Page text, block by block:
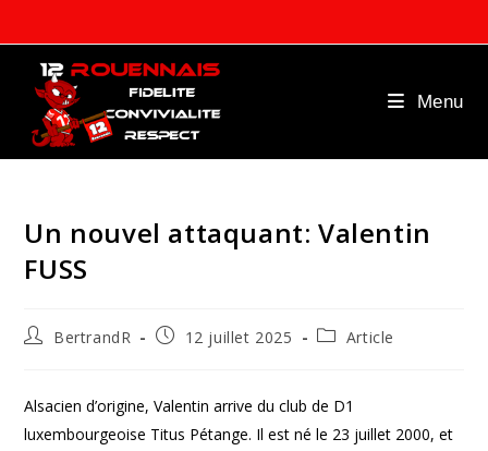
to
content
Menu
Un nouvel attaquant: Valentin
FUSS
Auteur/autrice
publication :
BertrandR
Publication
12 juillet 2025
PostArticle
Alsacien d’origine, Valentin arrive du club de D1
luxembourgeoise Titus Pétange. Il est né le 23 juillet 2000, et